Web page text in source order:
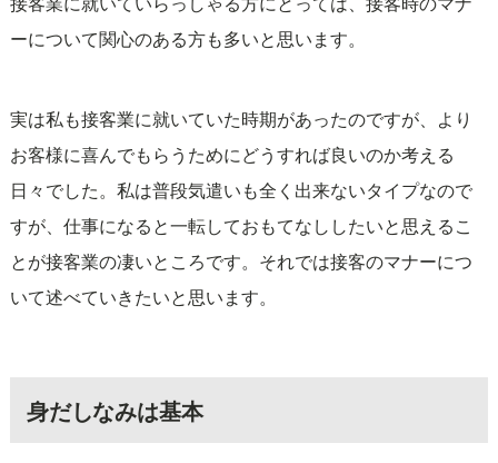
ーについて関心のある方も多いと思います。
実は私も接客業に就いていた時期があったのですが、より
お客様に喜んでもらうためにどうすれば良いのか考える
日々でした。私は普段気遣いも全く出来ないタイプなので
すが、仕事になると一転しておもてなししたいと思えるこ
とが接客業の凄いところです。それでは接客のマナーにつ
いて述べていきたいと思います。
身だしなみは基本